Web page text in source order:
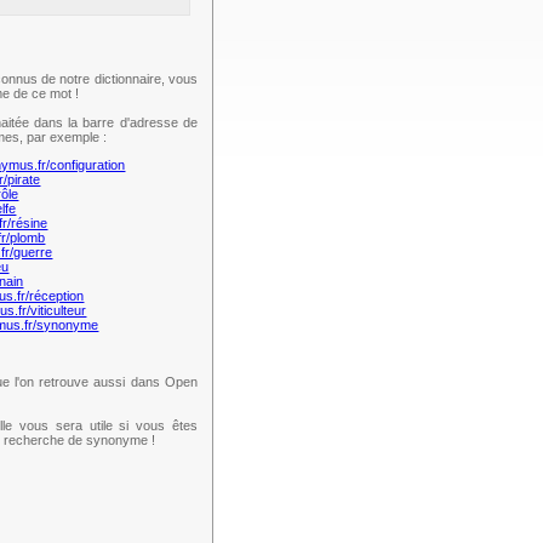
de notre dictionnaire, vous
de ce mot !
dans la barre d'adresse de
par exemple :
configuration
pirate
résine
plomb
guerre
réception
viticulteur
synonyme
l'on retrouve aussi dans Open
vous sera utile si vous êtes
de synonyme !